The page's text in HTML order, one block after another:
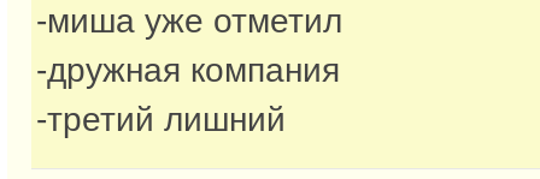
-миша уже отметил
-дружная компания
-третий лишний